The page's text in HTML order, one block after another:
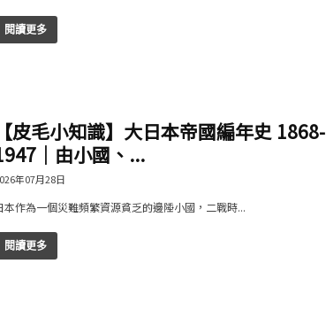
閱讀更多
皮毛小知識】大日本帝國編年史 1868-
｜由小國、...
年07月28日
本作為一個災難頻繁資源貧乏的邊陲小國，二戰時...
閱讀更多